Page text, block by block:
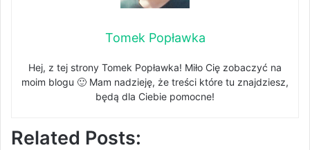
Tomek Popławka
Hej, z tej strony Tomek Popławka! Miło Cię zobaczyć na
moim blogu 🙂 Mam nadzieję, że treści które tu znajdziesz,
będą dla Ciebie pomocne!
Related Posts: